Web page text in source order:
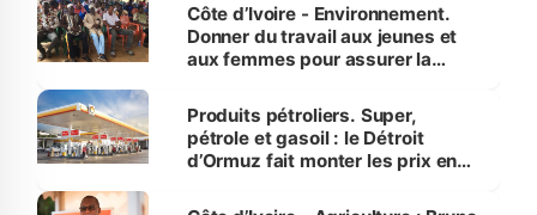
Côte d’Ivoire - Environnement.
Donner du travail aux jeunes et
aux femmes pour assurer la
menacées
Produits pétroliers. Super,
pétrole et gasoil : le Détroit
d’Ormuz fait monter les prix en